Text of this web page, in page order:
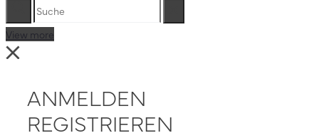
Suche
View more
Close
ANMELDEN
REGISTRIEREN